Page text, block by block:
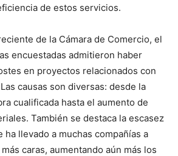
de estos servicios.
de la Cámara de Comercio, el
encuestadas admitieron haber
en proyectos relacionados con
causas son diversas: desde la
cualificada hasta el aumento de
También se destaca la escasez
llevado a muchas compañías a
caras, aumentando aún más los